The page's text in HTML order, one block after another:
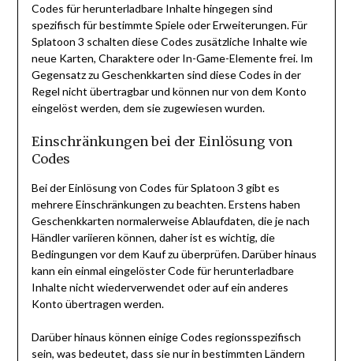
Codes für herunterladbare Inhalte hingegen sind
spezifisch für bestimmte Spiele oder Erweiterungen. Für
Splatoon 3 schalten diese Codes zusätzliche Inhalte wie
neue Karten, Charaktere oder In-Game-Elemente frei. Im
Gegensatz zu Geschenkkarten sind diese Codes in der
Regel nicht übertragbar und können nur von dem Konto
eingelöst werden, dem sie zugewiesen wurden.
Einschränkungen bei der Einlösung von
Codes
Bei der Einlösung von Codes für Splatoon 3 gibt es
mehrere Einschränkungen zu beachten. Erstens haben
Geschenkkarten normalerweise Ablaufdaten, die je nach
Händler variieren können, daher ist es wichtig, die
Bedingungen vor dem Kauf zu überprüfen. Darüber hinaus
kann ein einmal eingelöster Code für herunterladbare
Inhalte nicht wiederverwendet oder auf ein anderes
Konto übertragen werden.
Darüber hinaus können einige Codes regionsspezifisch
sein, was bedeutet, dass sie nur in bestimmten Ländern